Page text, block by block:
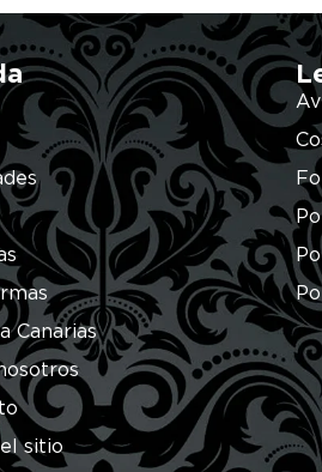
Canarias
sitio